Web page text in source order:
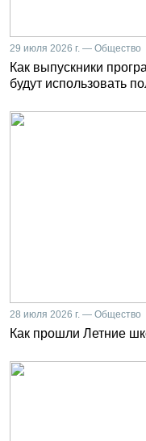
29 июля 2026 г. — Общество
Как выпускники
будут использовать
28 июля 2026 г. — Общество
Как прошли Летние